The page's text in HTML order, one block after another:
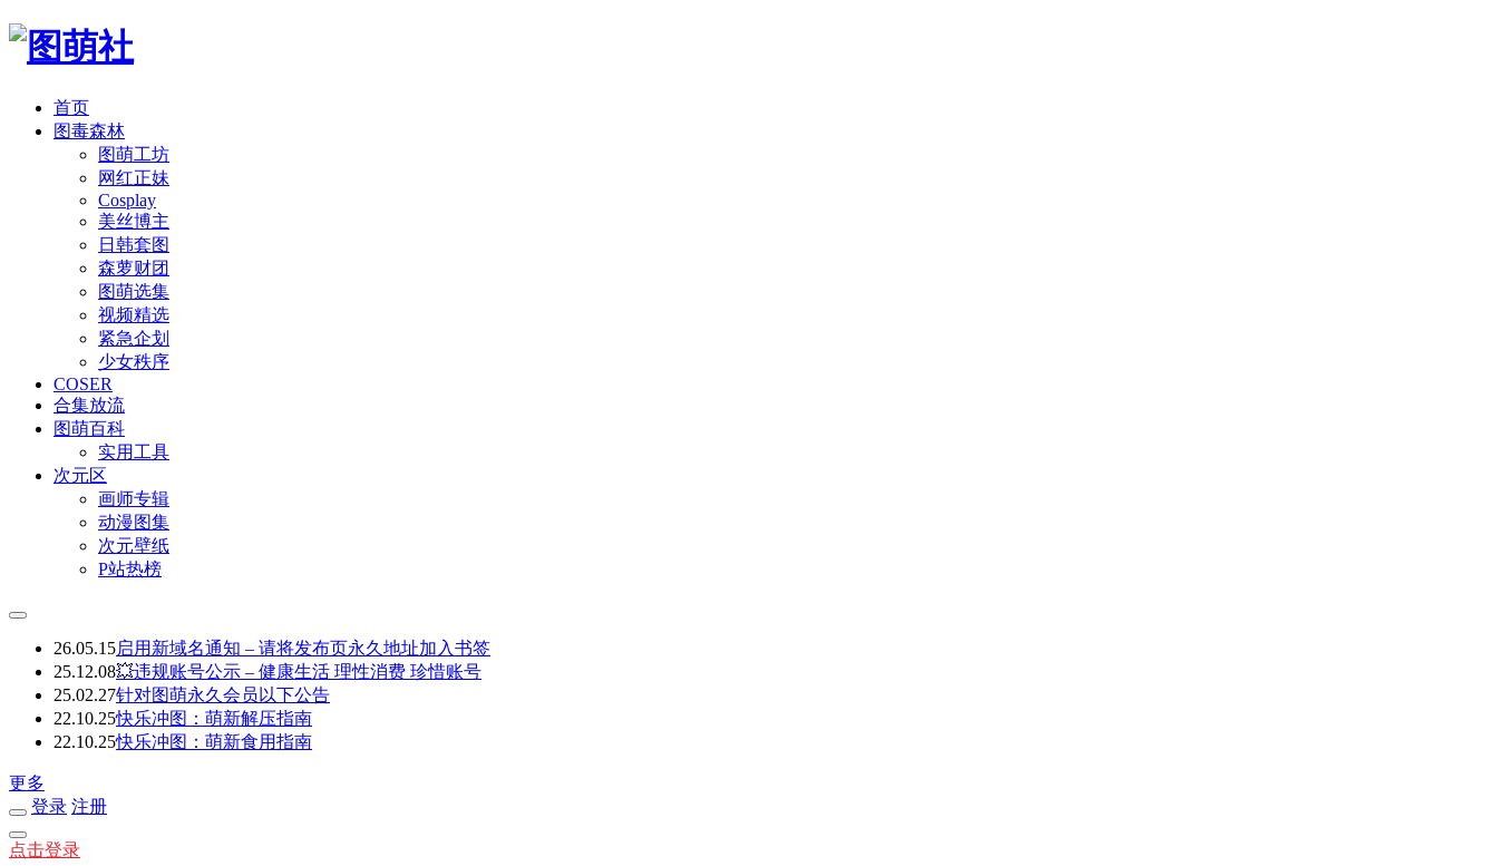
首页
图毒森林
图萌工坊
网红正妹
Cosplay
美丝博主
日韩套图
森萝财团
图萌选集
视频精选
紧急企划
少女秩序
COSER
合集放流
图萌百科
实用工具
次元区
画师专辑
动漫图集
次元壁纸
P站热榜
26.05.15启用新域名通知 – 请将发布页永久地址加入书签
25.12.08💥违规账号公示 – 健康生活 理性消费 珍惜账号
25.02.27针对图萌永久会员以下公告
22.10.25快乐冲图：萌新解压指南
22.10.25快乐冲图：萌新食用指南
更多
登录 注册
点击登录